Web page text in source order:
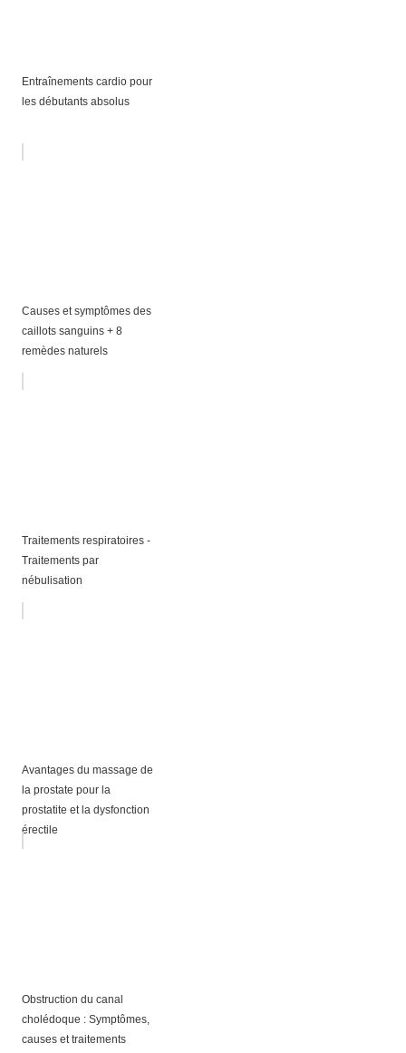
Entraînements cardio pour
les débutants absolus
Causes et symptômes des
caillots sanguins + 8
remèdes naturels
Traitements respiratoires -
Traitements par
nébulisation
Avantages du massage de
la prostate pour la
prostatite et la dysfonction
érectile
Obstruction du canal
cholédoque : Symptômes,
causes et traitements